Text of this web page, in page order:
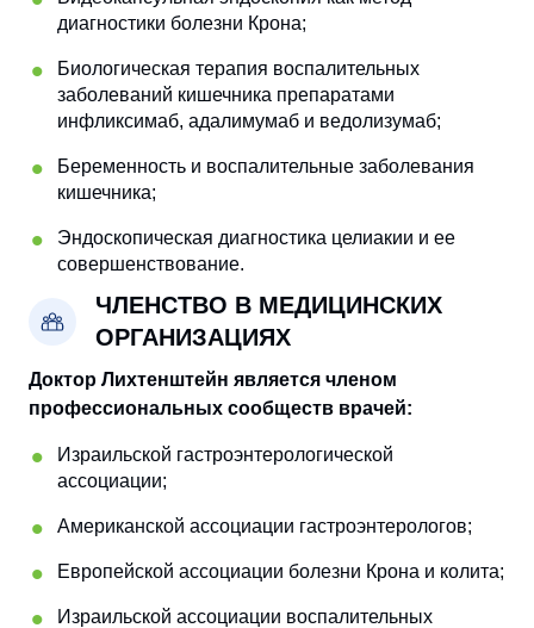
диагностики болезни Крона;
Биологическая терапия воспалительных
заболеваний кишечника препаратами
инфликсимаб, адалимумаб и ведолизумаб;
Беременность и воспалительные заболевания
кишечника;
Эндоскопическая диагностика целиакии и ее
совершенствование.
ЧЛЕНСТВО В МЕДИЦИНСКИХ
ОРГАНИЗАЦИЯХ
Доктор Лихтенштейн является членом
профессиональных сообществ врачей:
Израильской гастроэнтерологической
ассоциации;
Американской ассоциации гастроэнтерологов;
Европейской ассоциации болезни Крона и колита;
Израильской ассоциации воспалительных